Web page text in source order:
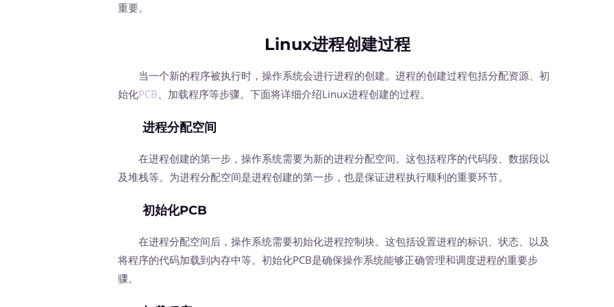
重要。
Linux进程创建过程
当一个新的程序被执行时，操作系统会进行进程的创建。进程的创建过程包括分配资源、初
始化PCB 、加载程序等步骤。下面将详细介绍Linux进程创建的过程。
进程分配空间
在进程创建的第一步，操作系统需要为新的进程分配空间。这包括程序的代码段、数据段以
及堆栈等。为进程分配空间是进程创建的第一步，也是保证进程执行顺利的重要环节。
初始化PCB
在进程分配空间后，操作系统需要初始化进程控制块。这包括设置进程的标识、状态、以及
将程序的代码加载到内存中等。初始化PCB是确保操作系统能够正确管理和调度进程的重要步
骤。